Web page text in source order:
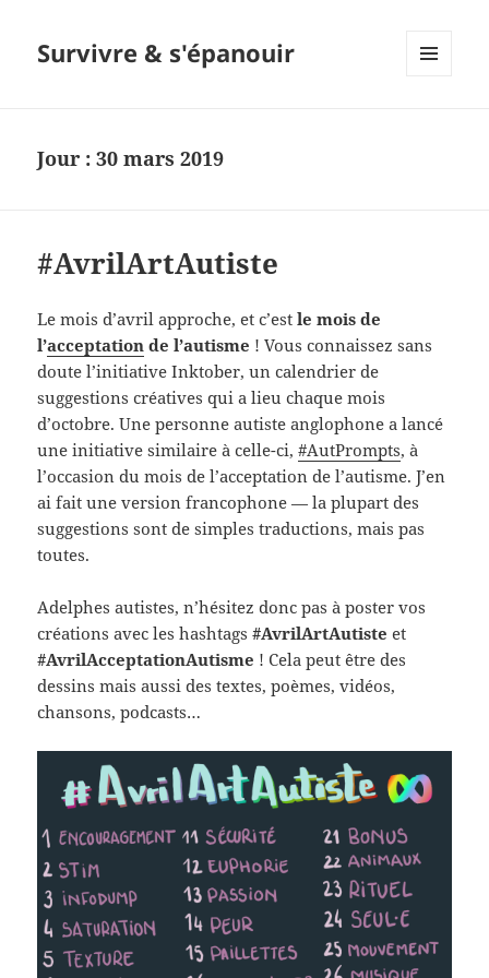
Survivre & s'épanouir
Jour : 30 mars 2019
#AvrilArtAutiste
Le mois d’avril approche, et c’est le mois de
l’acceptation de l’autisme ! Vous connaissez sans
doute l’initiative Inktober, un calendrier de
suggestions créatives qui a lieu chaque mois
d’octobre. Une personne autiste anglophone a lancé
une initiative similaire à celle-ci,#AutPrompts, à
l’occasion du mois de l’acceptation de l’autisme. J’en
ai fait une version francophone — la plupart des
suggestions sont de simples traductions, mais pas
toutes.
Adelphes autistes, n’hésitez donc pas à poster vos
créations avec les hashtags#AvrilArtAutisteet
#AvrilAcceptationAutisme ! Cela peut être des
dessins mais aussi des textes, poèmes, vidéos,
chansons, podcasts…